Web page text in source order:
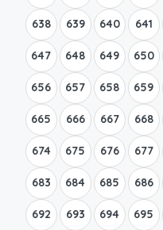
638 639 640 641
647 648 649 650
656 657 658 659
665 666 667 668
674 675 676 677
683 684 685 686
692 693 694 695